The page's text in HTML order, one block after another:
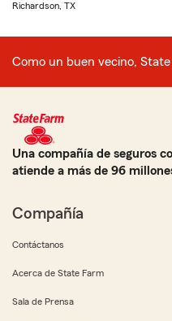
Richardson, TX
Como un buen vecino,
Una compañía de seguros
atiende a más de 96
Compañía
Contáctanos
Acerca de State Farm
Sala de Prensa